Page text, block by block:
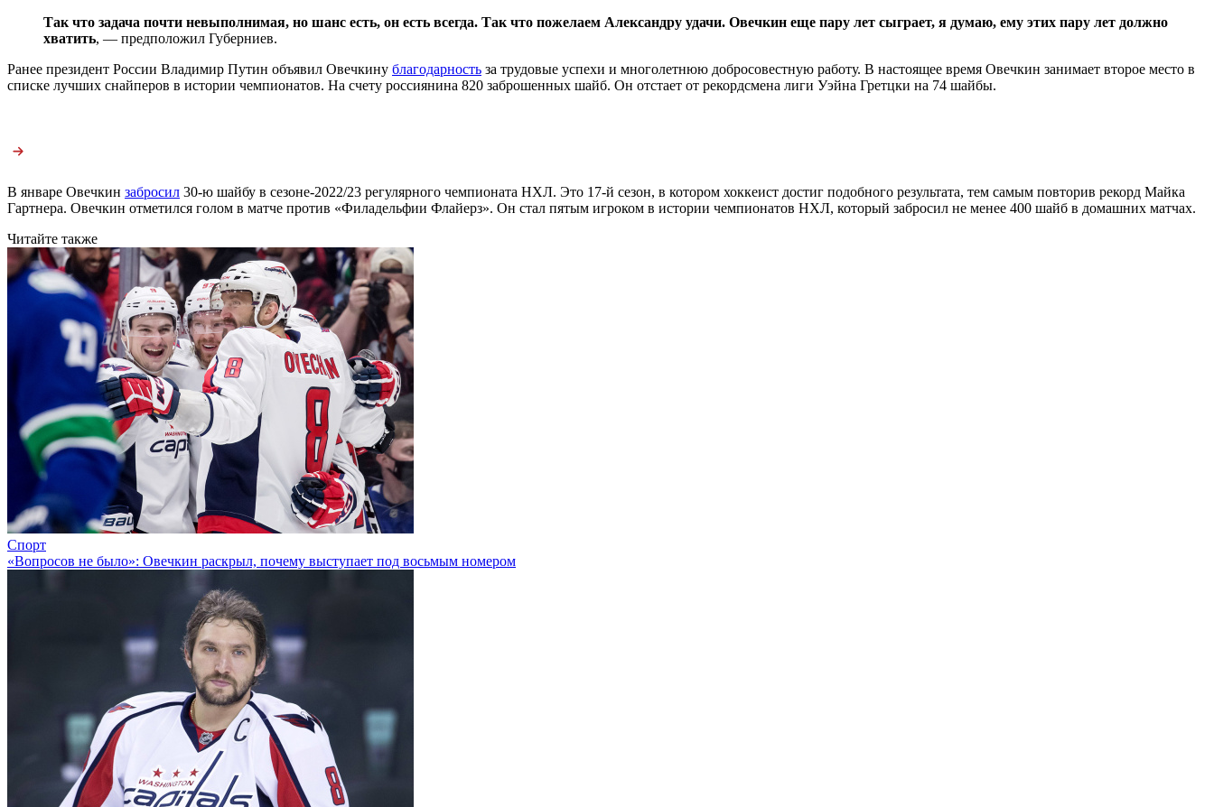
Так что задача почти невыполнимая, но шанс есть, он есть всегда. Так что пожелаем Александру удачи. Овечкин еще пару лет сыграет, я думаю, ему этих пару лет должно
хватить, — предположил Губерниев.
Ранее президент России Владимир Путин объявил Овечкину блaгодарность за трудовые успехи и многолетнюю добросовестную рабoту. В настоящее время Овечкин занимает второе место в
списке лучших снайперов в истории чемпионатов. На счету россиянина 820 заброшенных шайб. Он отстает от рекордсмена лиги Уэйна Гретцки на 74 шайбы.
В январе Овечкин забросил 30-ю шайбу в сезоне-2022/23 регулярного чемпионата НХЛ. Это 17-й сезон, в котором хоккеист достиг подобного результата, тем самым повторив рекорд Майка
Гартнера. Овечкин отметился голом в матче против «Филадельфии Флайерз». Он стал пятым игроком в истории чемпионатов НХЛ, который забросил не менее 400 шайб в домашних матчах.
Читайте также
Спорт
«Вопросов не было»: Овечкин раскрыл, почему выступает под восьмым номером